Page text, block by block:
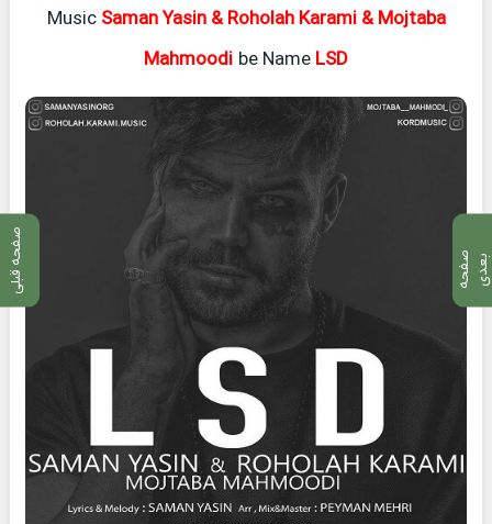
MusicSaman Yasin & Roholah Karami & Mojtaba
Mahmoodi be Name LSD
ص
ف
ح
ه ب ع
د ی صفحه قبلی